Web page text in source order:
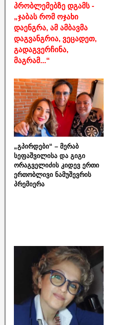
პრობლემებზე დგამს -
„ჯაბას რომ ოჯახი
დაენგრა, ამ ამბავმა
დაგვანგრია, ვეცადეთ,
გადაგვერჩინა,
მაგრამ...“
„გპირდები“ – მერაბ
სეფაშვილისა და გიგი
ორაგველიძის კიდევ ერთი
ერთობლივი ნამუშევრის
პრემიერა